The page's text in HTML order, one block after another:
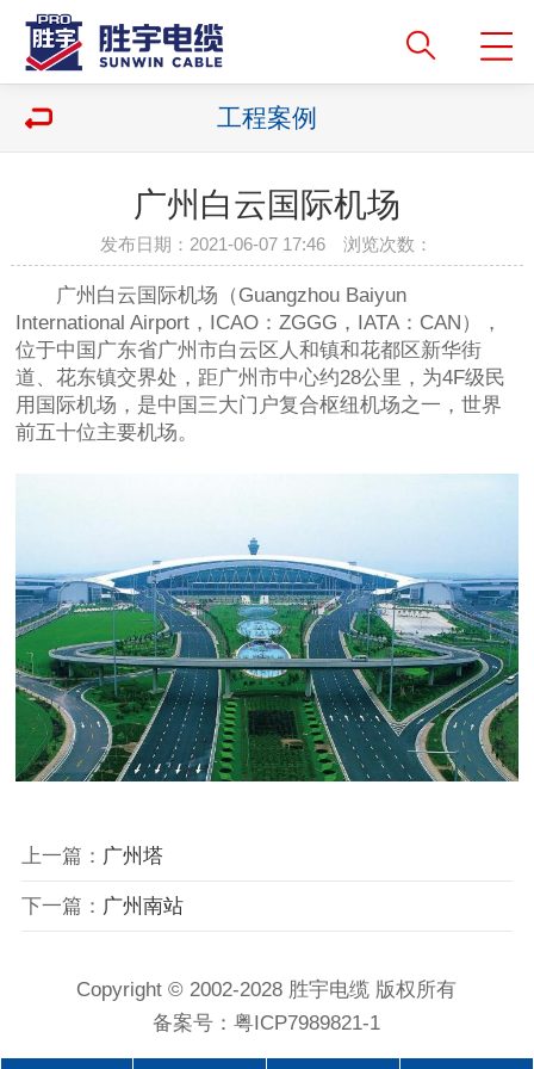
工程案例
广州白云国际机场
发布日期：2021-06-07 17:46 浏览次数：
广州白云国际机场（Guangzhou Baiyun
International Airport，ICAO：ZGGG，IATA：CAN），
位于中国广东省广州市白云区人和镇和花都区新华街
道、花东镇交界处，距广州市中心约28公里，为4F级民
用国际机场，是中国三大门户复合枢纽机场之一，世界
前五十位主要机场。
上一篇： 广州塔
下一篇： 广州南站
Copyright © 2002-2028 胜宇电缆 版权所有
备案号：粤ICP7989821-1